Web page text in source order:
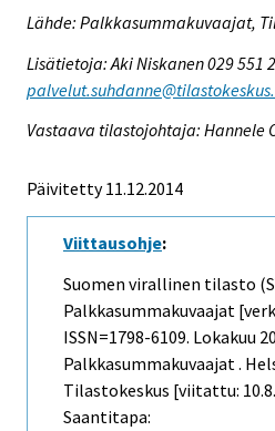
Lähde: Palkkasummakuvaajat,
Lisätietoja: Aki Niskanen 029 551
Vastaava tilastojohtaja: Hannele
Päivitetty 11.12.2014
Viittausohje:
Suomen virallinen tilasto
Palkkasummakuvaajat
ISSN=1798-6109. Lokakuu
Palkkasummakuvaajat .
Tilastokeskus [viitattu:
Saantitapa: